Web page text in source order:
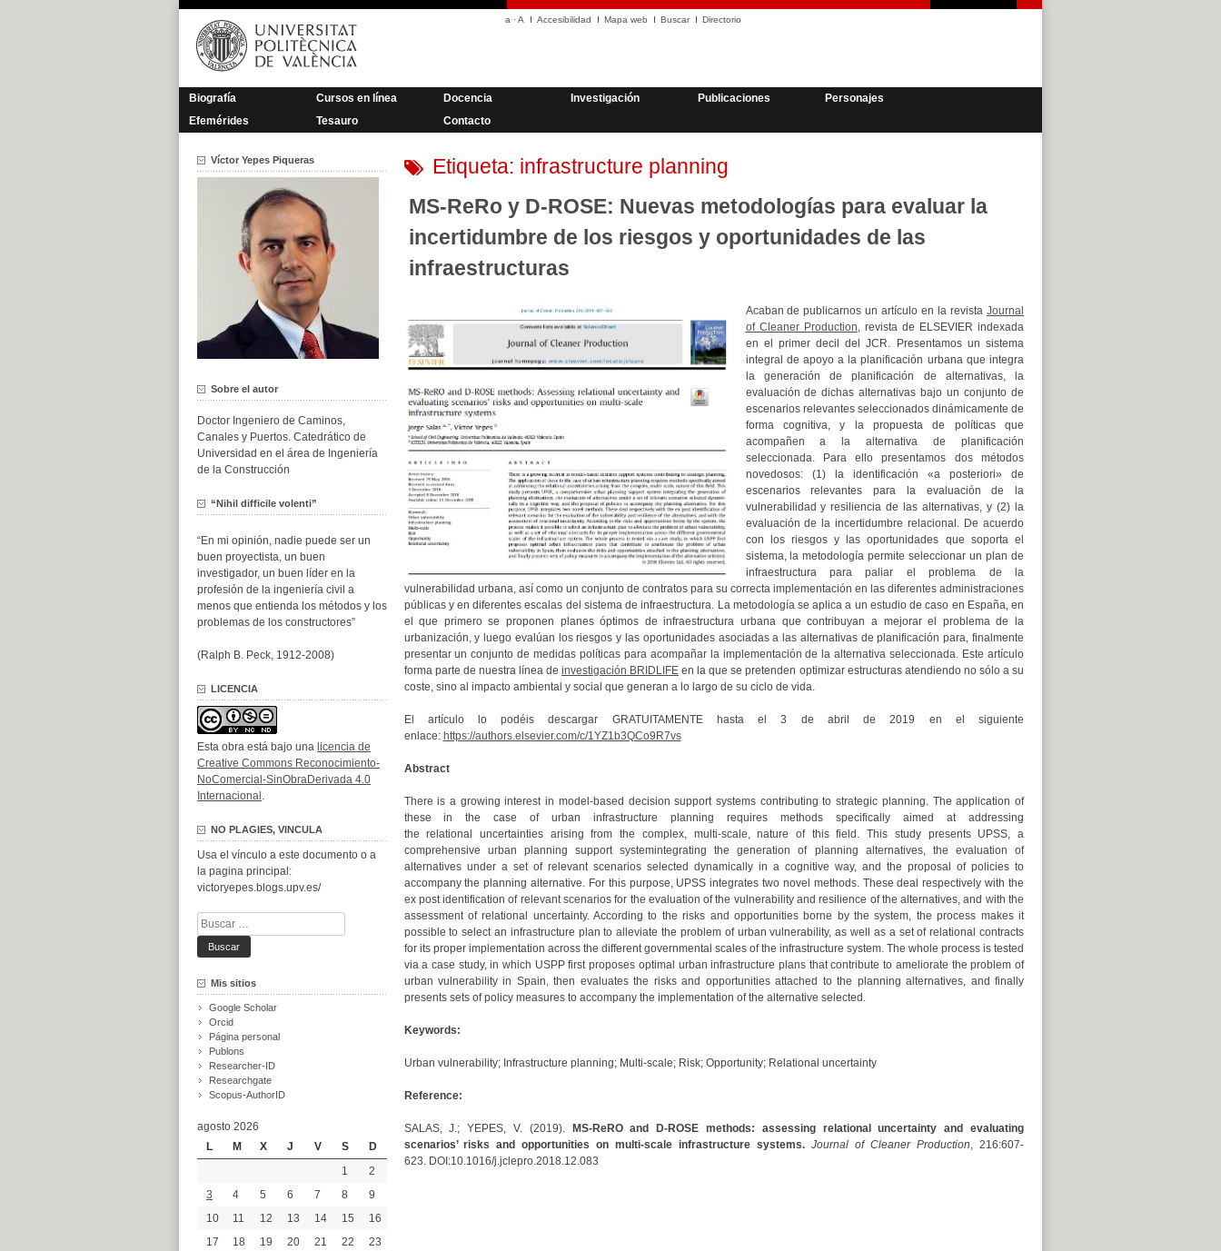
Saltar
contenido
a ·A Accesibilidad Mapa web Buscar Directorio
Biografía Cursos en línea Docencia Investigación Publicaciones
Personajes
Efemérides
Tesauro Contacto
Etiqueta: infrastructure planning
MS-ReRo y D-ROSE: Nuevas metodologías para evaluar la
incertidumbre de los riesgos y oportunidades de las
infraestructuras
Acaban de publicarnos un artículo en la revista Journal
of Cleaner Production, revista de ELSEVIER indexada
en el primer decil del JCR. Presentamos un sistema
integral de apoyo a la planificación urbana que integra
la generación de planificación de alternativas, la
evaluación de dichas alternativas bajo un conjunto de
escenarios relevantes seleccionados dinámicamente de
forma cognitiva, y la propuesta de políticas que
acompañen a la alternativa de planificación
seleccionada. Para ello presentamos dos métodos
novedosos: (1) la identificación «a posteriori» de
escenarios relevantes para la evaluación de la
vulnerabilidad y resiliencia de las alternativas, y (2) la
evaluación de la incertidumbre relacional. De acuerdo
con los riesgos y las oportunidades que soporta el
sistema, la metodología permite seleccionar un plan de
infraestructura para paliar el problema de la
vulnerabilidad urbana, así como un conjunto de contratos para su correcta implementación en las diferentes administraciones
públicas y en diferentes escalas del sistema de infraestructura. La metodología se aplica a un estudio de caso en España, en
el que primero se proponen planes óptimos de infraestructura urbana que contribuyan a mejorar el problema de la
urbanización, y luego evalúan los riesgos y las oportunidades asociadas a las alternativas de planificación para, finalmente
presentar un conjunto de medidas políticas para acompañar la implementación de la alternativa seleccionada. Este artículo
forma parte de nuestra línea de investigación BRIDLIFE en la que se pretenden optimizar estructuras atendiendo no sólo a su
coste, sino al impacto ambiental y social que generan a lo largo de su ciclo de vida.
El artículo lo podéis descargar GRATUITAMENTE hasta el 3 de abril de 2019 en el siguiente
enlace: https://authors.elsevier.com/c/1YZ1b3QCo9R7vs
Abstract
There is a growing interest in model-based decision support systems contributing to strategic planning. The application of
these in the case of urban infrastructure planning requires methods specifically aimed at addressing
the relational uncertainties arising from the complex, multi-scale, nature of this field. This study presents UPSS, a
comprehensive urban planning support systemintegrating the generation of planning alternatives, the evaluation of
alternatives under a set of relevant scenarios selected dynamically in a cognitive way, and the proposal of policies to
accompany the planning alternative. For this purpose, UPSS integrates two novel methods. These deal respectively with the
ex post identification of relevant scenarios for the evaluation of the vulnerability and resilience of the alternatives, and with the
assessment of relational uncertainty. According to the risks and opportunities borne by the system, the process makes it
possible to select an infrastructure plan to alleviate the problem of urban vulnerability, as well as a set of relational contracts
for its proper implementation across the different governmental scales of the infrastructure system. The whole process is tested
via a case study, in which USPP first proposes optimal urban infrastructure plans that contribute to ameliorate the problem of
urban vulnerability in Spain, then evaluates the risks and opportunities attached to the planning alternatives, and finally
presents sets of policy measures to accompany the implementation of the alternative selected.
Keywords:
Urban vulnerability; Infrastructure planning; Multi-scale; Risk; Opportunity; Relational uncertainty
Reference:
SALAS, J.; YEPES, V. (2019).
MS-ReRO and D-ROSE methods: assessing relational uncertainty and evaluating
scenarios’ risks and opportunities on multi-scale infrastructure systems. Journal of Cleaner Production, 216:607-
623. DOI:10.1016/j.jclepro.2018.12.083
Víctor Yepes Piqueras
Sobre el autor
Doctor Ingeniero de Caminos,
Canales y Puertos. Catedrático de
Universidad en el área de Ingeniería
de la Construcción
“Nihil difficile volenti”
“En mi opinión, nadie puede ser un
buen proyectista, un buen
investigador, un buen líder en la
profesión de la ingeniería civil a
menos que entienda los métodos y los
problemas de los constructores”
(Ralph B. Peck, 1912-2008)
LICENCIA
Esta obra está bajo una licencia de
Creative Commons Reconocimiento-
NoComercial-SinObraDerivada 4.0
Internacional .
NO PLAGIES, VINCULA
Usa el vínculo a este documento o a
la pagina principal:
victoryepes.blogs.upv.es/
Buscar:
Mis sitios
Google Scholar
Orcid
Página personal
Publons
Researcher-ID
Researchgate
Scopus-AuthorID
agosto 2026
L
M X J V S
D
1
2
3
4 5 6 7 8
9
10
11 12 13 14 15
16
17
18 19 20 21 22
23